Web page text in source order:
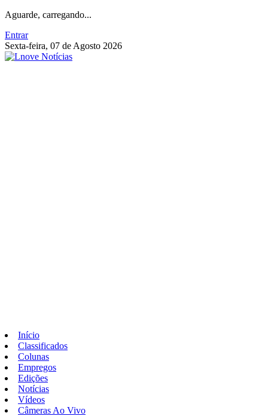
Aguarde, carregando...
Entrar
Sexta-feira, 07 de Agosto 2026
Início
Classificados
Colunas
Empregos
Edições
Notícias
Vídeos
Câmeras Ao Vivo